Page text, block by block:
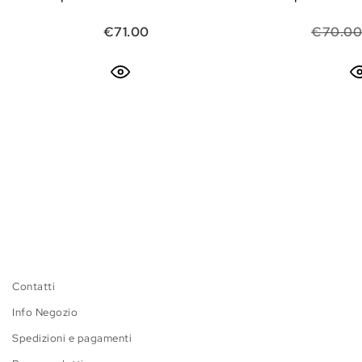
€71.00 €70.00
Contatti
Info Negozio
Spedizioni e pagamenti